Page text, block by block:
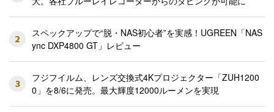
2
スペックアップで“脱・NAS初心者”を実感！UGREEN「NAS
ync DXP4800 GT」レビュー
3
フジフイルム、レンズ交換式4Kプロジェクター「ZUH1200
0」を8/6に発売。最大輝度12000ルーメンを実現